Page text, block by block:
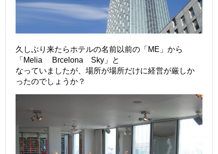
久しぶり来たらホテルの名前以前の「ME」から
「Melia Brcelona Sky」と
なっていましたが、場所が場所だけに経営が厳しか
ったのでしょうか？